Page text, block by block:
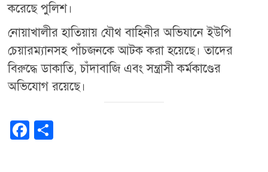
করেছে পুলিশ।
নোয়াখালীর হাতিয়ায় যৌথ বাহিনীর অভিযানে ইউপি
চেয়ারম্যানসহ পাঁচজনকে আটক করা হয়েছে। তাদের
বিরুদ্ধে ডাকাতি, চাঁদাবাজি এবং সন্ত্রাসী কর্মকাণ্ডের
অভিযোগ রয়েছে।
F